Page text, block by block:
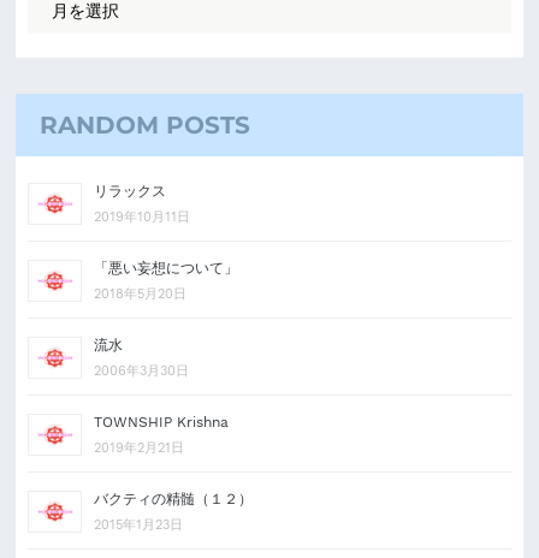
RANDOM POSTS
リラックス
2019年10月11日
「悪い妄想について」
2018年5月20日
流水
2006年3月30日
TOWNSHIP Krishna
2019年2月21日
バクティの精髄（１２）
2015年1月23日